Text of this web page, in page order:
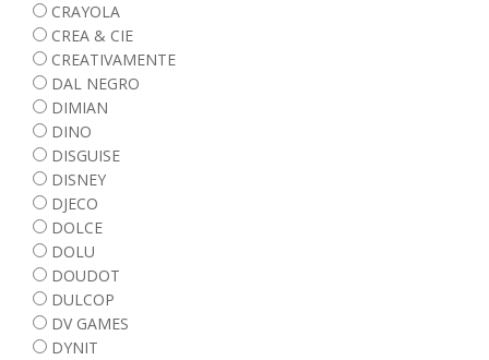
CRAYOLA
CREA & CIE
CREATIVAMENTE
DAL NEGRO
DIMIAN
DINO
DISGUISE
DISNEY
DJECO
DOLCE
DOLU
DOUDOT
DULCOP
DV GAMES
DYNIT